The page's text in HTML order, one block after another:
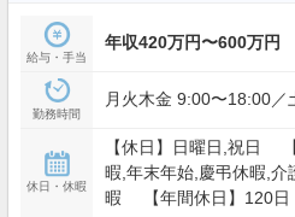
給与・手当
年収420万円〜600万円
勤務時間
月火木金 9:00〜18:00
休日・休暇
【休日】日曜日,祝日
暇,年末年始,慶弔休暇,介
暇 【年間休日】120日